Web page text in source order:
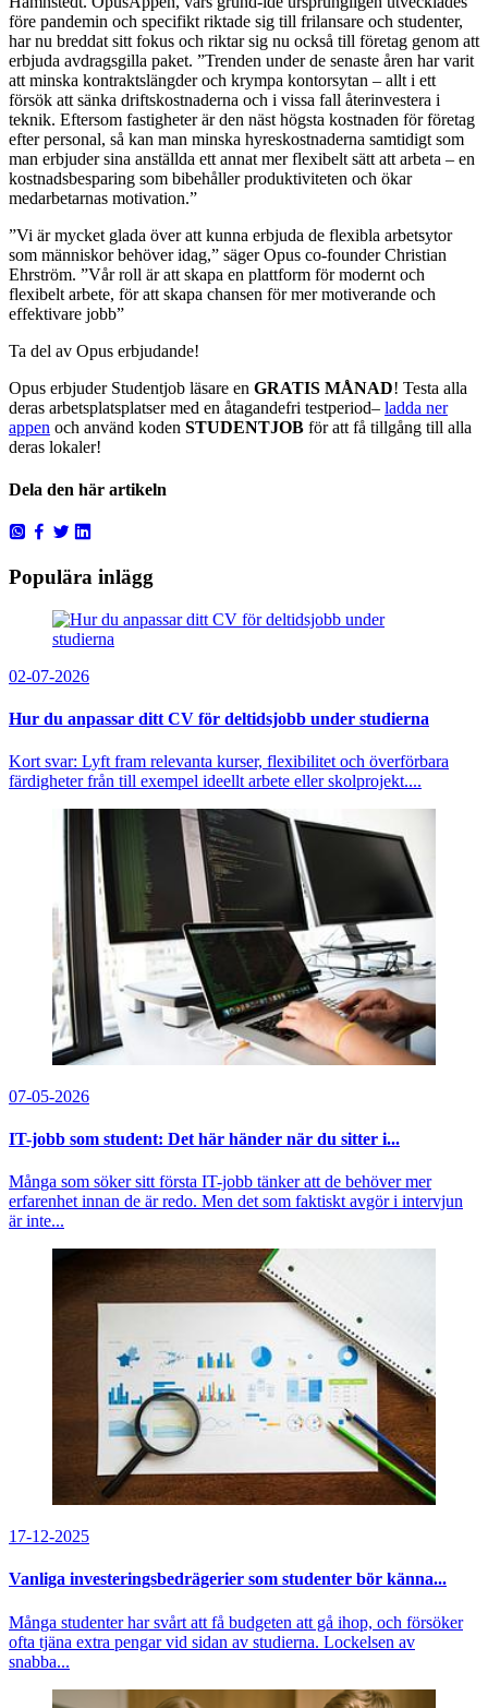
före pandemin och specifikt riktade sig till frilansare och studenter,
har nu breddat sitt fokus och riktar sig nu också till företag genom att
erbjuda avdragsgilla paket. ”Trenden under de senaste åren har varit
att minska kontraktslängder och krympa kontorsytan – allt i ett
försök att sänka driftskostnaderna och i vissa fall återinvestera i
teknik. Eftersom fastigheter är den näst högsta kostnaden för företag
efter personal, så kan man minska hyreskostnaderna samtidigt som
man erbjuder sina anställda ett annat mer flexibelt sätt att arbeta – en
kostnadsbesparing som bibehåller produktiviteten och ökar
medarbetarnas motivation.”
”Vi är mycket glada över att kunna erbjuda de flexibla arbetsytor
som människor behöver idag,” säger Opus co-founder Christian
Ehrström. ”Vår roll är att skapa en plattform för modernt och
flexibelt arbete, för att skapa chansen för mer motiverande och
effektivare jobb”
Ta del av Opus erbjudande!
Opus erbjuder Studentjob läsare en ​ GRATIS MÅNAD​! Testa alla
deras arbetsplatsplatser med en åtagandefri testperiod– ladda ner
appen och använd koden STUDENTJOB för att få tillgång till alla
deras lokaler!
Dela den här artikeln
Populära inlägg
02-07-2026
Hur du anpassar ditt CV för deltidsjobb under studierna
Kort svar: Lyft fram relevanta kurser, flexibilitet och överförbara
färdigheter från till exempel ideellt arbete eller skolprojekt....
07-05-2026
IT-jobb som student: Det här händer när du sitter i...
Många som söker sitt första IT-jobb tänker att de behöver mer
erfarenhet innan de är redo. Men det som faktiskt avgör i intervjun
är inte...
17-12-2025
Vanliga investeringsbedrägerier som studenter bör känna...
Många studenter har svårt att få budgeten att gå ihop, och försöker
ofta tjäna extra pengar vid sidan av studierna. Lockelsen av
snabba...